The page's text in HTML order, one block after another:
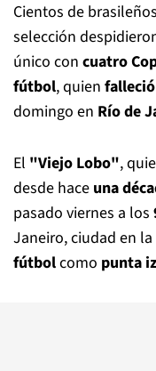
Cientos de
selección
único con cuatro
fútbol, quien
domingo en Río de
El "Viejo Lobo",
desde hace una
pasado viernes a los
Janeiro, ciudad en
fútbolcomo punta